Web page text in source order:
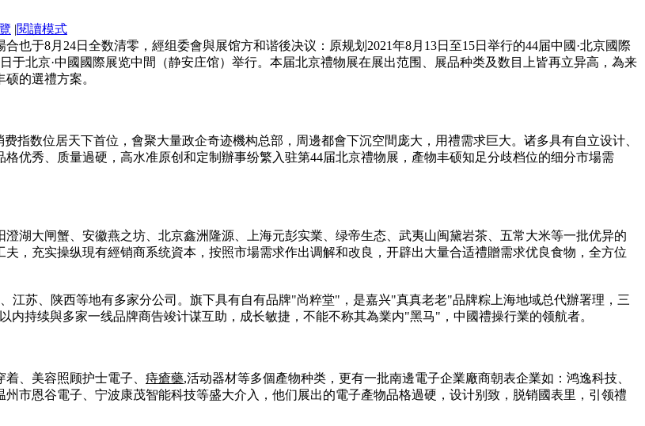
|閱讀模式
也于8月24日全数清零，經组委會與展馆方和谐後决议：原规划2021年8月13日至15日举行的44届中國·北京國際
于北京·中國國際展览中間（静安庄馆）举行。本届北京禮物展在展出范围、展品种类及数目上皆再立异高，為来
的選禮方案。
指数位居天下首位，會聚大量政企奇迹機构总部，周邊都會下沉空間庞大，用禮需求巨大。诸多具有自立设计、
优秀、质量過硬，高水准原创和定制辦事纷繁入驻第44届北京禮物展，產物丰硕知足分歧档位的细分市場需
湖大闸蟹、安徽燕之坊、北京鑫洲隆源、上海元彭实業、绿帝生态、武夷山闽黛岩茶、五常大米等一批优异的
，充实操纵現有經销商系统資本，按照市場需求作出调解和改良，开辟出大量合适禮贈需求优良食物，全方位
江苏、陕西等地有多家分公司。旗下具有自有品牌"尚粹堂"，是嘉兴"真真老老"品牌粽上海地域总代辦署理，三
持续與多家一线品牌商告竣计谋互助，成长敏捷，不能不称其為業内"黑马"，中國禮操行業的领航者。
、美容照顾护士電子、 痔瘡藥,活动器材等多個產物种类，更有一批南邊電子企業廠商朝表企業如：鸿逸科技、
市恩谷電子、宁波康茂智能科技等盛大介入，他们展出的電子產物品格過硬，设计别致，脱销國表里，引领禮